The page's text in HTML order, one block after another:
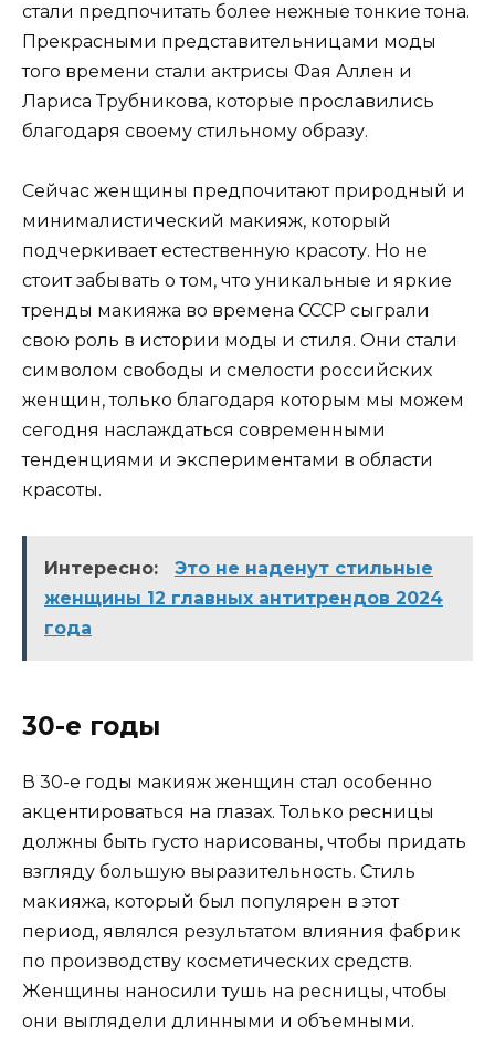
стали предпочитать более нежные тонкие тона.
Прекрасными представительницами моды
того времени стали актрисы Фая Аллен и
Лариса Трубникова, которые прославились
благодаря своему стильному образу.
Сейчас женщины предпочитают природный и
минималистический макияж, который
подчеркивает естественную красоту. Но не
стоит забывать о том, что уникальные и яркие
тренды макияжа во времена СССР сыграли
свою роль в истории моды и стиля. Они стали
символом свободы и смелости российских
женщин, только благодаря которым мы можем
сегодня наслаждаться современными
тенденциями и экспериментами в области
красоты.
Интересно:
Это не наденут стильные
женщины 12 главных антитрендов 2024
года
30-е годы
В 30-е годы макияж женщин стал особенно
акцентироваться на глазах. Только ресницы
должны быть густо нарисованы, чтобы придать
взгляду большую выразительность. Стиль
макияжа, который был популярен в этот
период, являлся результатом влияния фабрик
по производству косметических средств.
Женщины наносили тушь на ресницы, чтобы
они выглядели длинными и объемными.